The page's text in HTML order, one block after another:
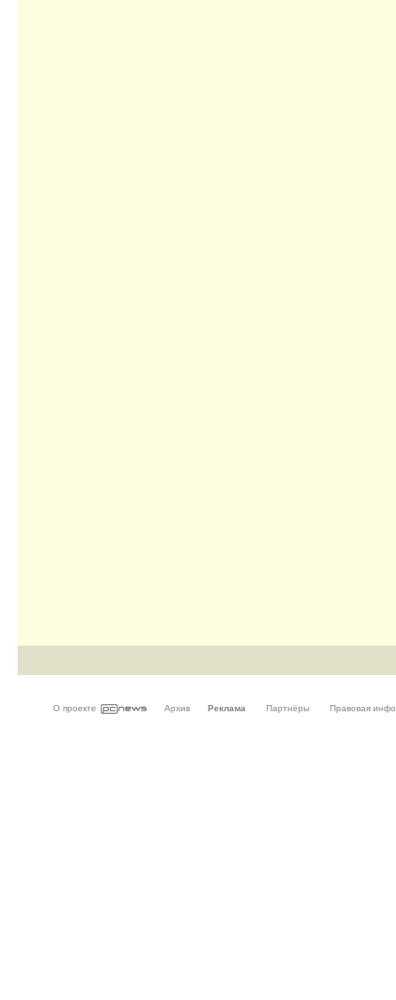
О проекте Архив Реклама Партнёры Правовая